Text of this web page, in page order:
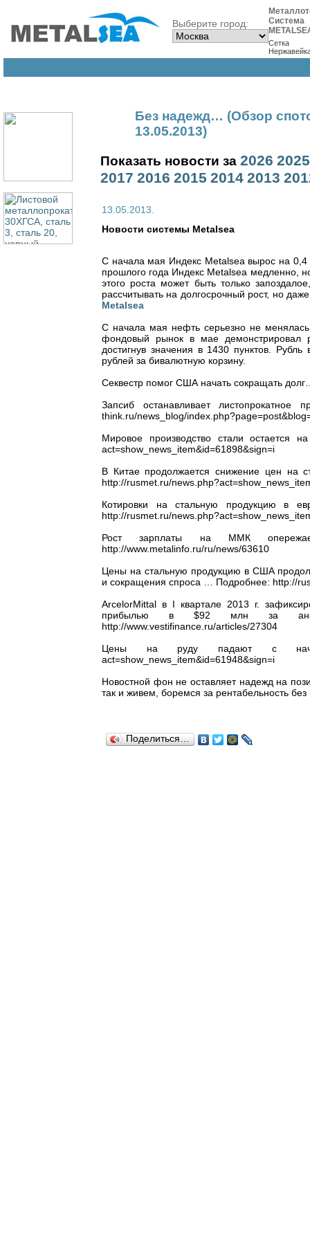
Выберите город:
Система
Сетка
Без надежд… (Обзор
13.05.2013)
Показать новости за 2026 2025
2017 2016 2015 2014 2013
13.05.2013.
Новости cистемы Metalsea
С начала мая Индекс Metalsea вырос на 0,4
прошлого года Индекс Metalsea медленно,
этого роста может быть только
рассчитывать на долгосрочный рост, но
Metalsea
С начала мая нефть серьезно не
фондовый рынок в мае демонстрировал
достигнув значения в 1430 пунктов.
рублей за бивалютную корзину.
Секвестр помог США начать сокращать
Запсиб останавливает листопрокатное
think.ru/news_blog/
Мировое производство стали остается
act=show_news_item&id=61898&sign=i
В Китае продолжается снижение цен на
http://rusmet.ru/
Котировки на стальную продукцию в
http://rusmet.ru/
Рост зарплаты на ММК
http://www.metalinfo.ru/ru/news/63610
Цены на стальную продукцию в США
и сокращения спроса … Подробнее: http://
ArcelorMittal в I квартале 2013 г.
прибылью в $92 млн за
http://www.vestifinance.ru/articles/27304
Цены на руду падают с начала
act=show_news_item&id=61948&sign=i
Новостной фон не оставляет надежд на
так и живем, боремся за рентабельность
Поделиться…